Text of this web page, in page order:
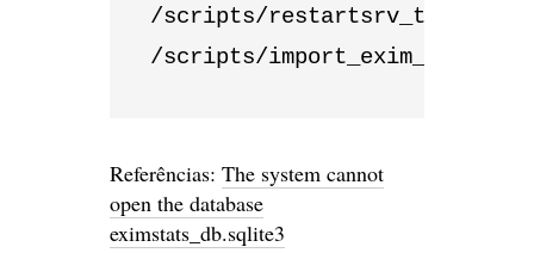
/scripts/
/scripts/import_exim_data /
Referências: The system cannot
open the database
eximstats_db.sqlite3